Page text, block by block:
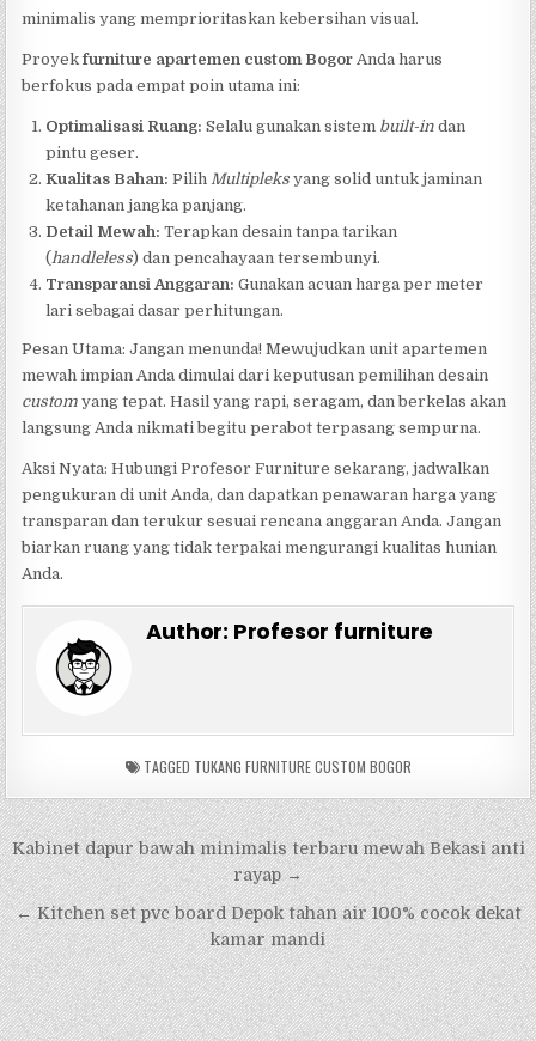
minimalis yang memprioritaskan kebersihan visual.
Proyekfurniture apartemen custom Bogor Anda harus
berfokus pada empat poin utama ini:
Optimalisasi Ruang: Selalu gunakan sistem built-in dan
pintu geser.
Kualitas Bahan: Pilih Multipleks yang solid untuk jaminan
ketahanan jangka panjang.
Detail Mewah: Terapkan desain tanpa tarikan
(handleless) dan pencahayaan tersembunyi.
Transparansi Anggaran: Gunakan acuan harga per meter
lari sebagai dasar perhitungan.
Pesan Utama: Jangan menunda! Mewujudkan unit apartemen
mewah impian Anda dimulai dari keputusan pemilihan desain
custom yang tepat. Hasil yang rapi, seragam, dan berkelas akan
langsung Anda nikmati begitu perabot terpasang sempurna.
Aksi Nyata: Hubungi Profesor Furniture sekarang, jadwalkan
pengukuran di unit Anda, dan dapatkan penawaran harga yang
transparan dan terukur sesuai rencana anggaran Anda. Jangan
biarkan ruang yang tidak terpakai mengurangi kualitas hunian
Anda.
Author: Profesor furniture
TAGGED TUKANG FURNITURE CUSTOM BOGOR
Navigasi
pos
Kabinet dapur bawah minimalis terbaru mewah Bekasi anti
rayap →
← Kitchen set pvc board Depok tahan air 100% cocok dekat
kamar mandi